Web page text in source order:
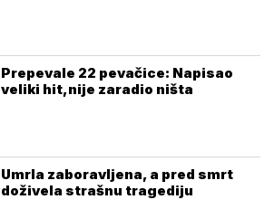
Prepevale 22 pevačice: Napisao
veliki hit,nije zaradio ništa
Umrla zaboravljena, a pred smrt
doživela strašnu tragediju